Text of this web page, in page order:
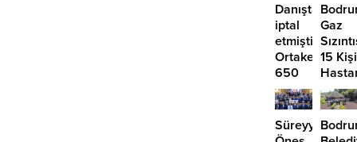
Danıştay
iptal
etmişti:
Ortakent’te
650
bin
metrekare
için
yeni
Gaz
15 Kişi
Süreyya